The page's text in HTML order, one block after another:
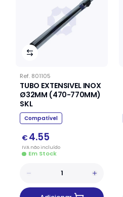
Ref. 801105
TUBO EXTENSIVEL INOX
Ø32MM (470-770MM)
SKL
Compatível
€ 4.55
IVA nãoincluído
Em Stock